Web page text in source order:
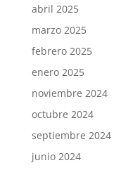
abril 2025
marzo 2025
febrero 2025
enero 2025
noviembre 2024
octubre 2024
septiembre 2024
junio 2024